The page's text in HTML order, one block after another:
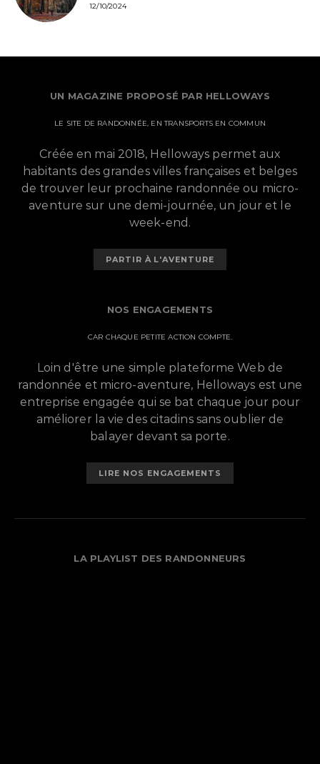
12/10/2024
UN MAGAZINE PROPOSÉ PAR HELLOWAYS
LE SITE DE RANDONNÉE, EN TRANSPORTS EN COMMUN
Créée en mai 2018, Helloways permet aux
habitants des grandes villes françaises et belges
de trouver leur prochaine randonnée ou micro-
aventure sur une demi-journée, un jour et le
week-end.
PARTIR À L'AVENTURE
NOS ENGAGEMENTS
CAR CHAQUE PETITE ACTION COMPTE.
Loin d'être une simple plateforme Web de
randonnée et micro-aventure, Helloways est une
entreprise engagée qui se bat chaque jour pour
améliorer la vie des citadins sans oublier de
balayer devant sa porte.
LIRE NOS ENGAGEMENTS
LA PLAYLIST DES RANDONNEURS